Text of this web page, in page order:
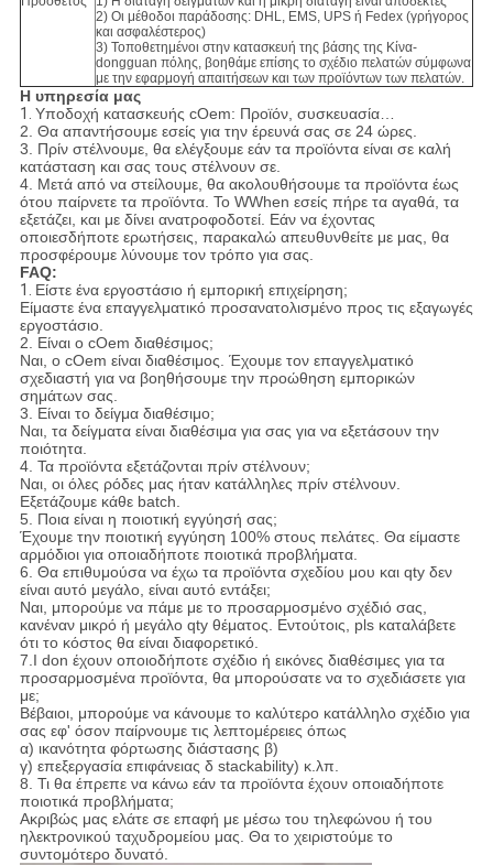
2) Οι μέθοδοι παράδοσης: DHL, EMS, UPS ή Fedex (γρήγορος
και ασφαλέστερος)
3) Τοποθετημένοι στην κατασκευή της βάσης της Κίνα-
dongguan πόλης, βοηθάμε επίσης το σχέδιο πελατών σύμφωνα
με την εφαρμογή απαιτήσεων και των προϊόντων των πελατών.
Η υπηρεσία μας
1. Υποδοχή κατασκευής cOem: Προϊόν, συσκευασία…
2. Θα απαντήσουμε εσείς για την έρευνά σας σε 24 ώρες.
3. Πρίν στέλνουμε, θα ελέγξουμε εάν τα προϊόντα είναι σε καλή
κατάσταση και σας τους στέλνουν σε.
4. Μετά από να στείλουμε, θα ακολουθήσουμε τα προϊόντα έως
ότου παίρνετε τα προϊόντα. Το WWhen εσείς πήρε τα αγαθά, τα
εξετάζει, και με δίνει ανατροφοδοτεί. Εάν να έχοντας
οποιεσδήποτε ερωτήσεις, παρακαλώ απευθυνθείτε με μας, θα
προσφέρουμε λύνουμε τον τρόπο για σας.
FAQ:
1. Είστε ένα εργοστάσιο ή εμπορική επιχείρηση;
Είμαστε ένα επαγγελματικό προσανατολισμένο προς τις εξαγωγές
εργοστάσιο.
2. Είναι ο cOem διαθέσιμος;
Ναι, ο cOem είναι διαθέσιμος. Έχουμε τον επαγγελματικό
σχεδιαστή για να βοηθήσουμε την προώθηση εμπορικών
σημάτων σας.
3. Είναι το δείγμα διαθέσιμο;
Ναι, τα δείγματα είναι διαθέσιμα για σας για να εξετάσουν την
ποιότητα.
4. Τα προϊόντα εξετάζονται πρίν στέλνουν;
Ναι, οι όλες ρόδες μας ήταν κατάλληλες πρίν στέλνουν.
Εξετάζουμε κάθε batch.
5. Ποια είναι η ποιοτική εγγύησή σας;
Έχουμε την ποιοτική εγγύηση 100% στους πελάτες. Θα είμαστε
αρμόδιοι για οποιαδήποτε ποιοτικά προβλήματα.
6. Θα επιθυμούσα να έχω τα προϊόντα σχεδίου μου και qty δεν
είναι αυτό μεγάλο, είναι αυτό εντάξει;
Ναι, μπορούμε να πάμε με το προσαρμοσμένο σχέδιό σας,
κανέναν μικρό ή μεγάλο qty θέματος. Εντούτοις, pls καταλάβετε
ότι το κόστος θα είναι διαφορετικό.
7.I don έχουν οποιοδήποτε σχέδιο ή εικόνες διαθέσιμες για τα
προσαρμοσμένα προϊόντα, θα μπορούσατε να το σχεδιάσετε για
με;
Βέβαιοι, μπορούμε να κάνουμε το καλύτερο κατάλληλο σχέδιο για
σας εφ' όσον παίρνουμε τις λεπτομέρειες όπως
α) ικανότητα φόρτωσης διάστασης β)
γ) επεξεργασία επιφάνειας δ stackability) κ.λπ.
8. Τι θα έπρεπε να κάνω εάν τα προϊόντα έχουν οποιαδήποτε
ποιοτικά προβλήματα;
Ακριβώς μας ελάτε σε επαφή με μέσω του τηλεφώνου ή του
ηλεκτρονικού ταχυδρομείου μας. Θα το χειριστούμε το
συντομότερο δυνατό.